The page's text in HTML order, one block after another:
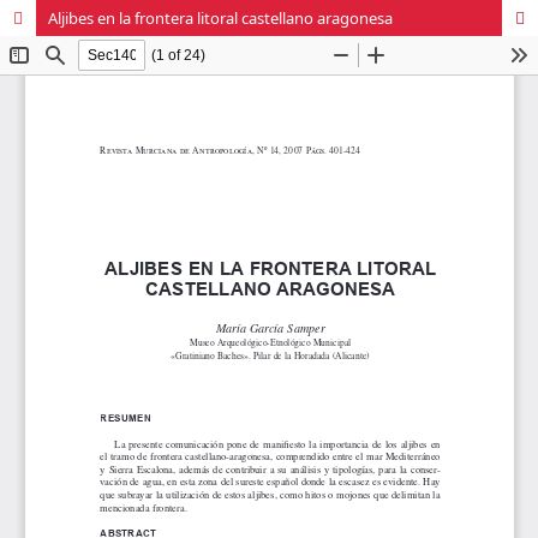
Aljibes en la frontera litoral castellano aragonesa